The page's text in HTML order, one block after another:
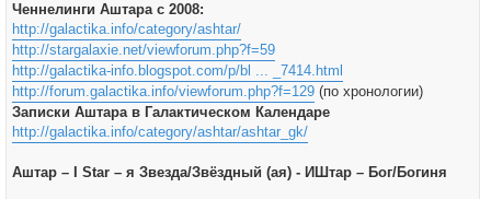
Ченнелинги Аштара с 2008:
http://galactika.info/category/ashtar/
http://stargalaxie.net/viewforum.php?f=59
http://galactika-info.blogspot.com/p/bl ... _7414.html
http://forum.galactika.info/viewforum.php?f=129 (по хронологии)
Записки Аштара в Галактическом Календаре
http://galactika.info/category/ashtar/ashtar_gk/
Аштар – I Star – я Звезда/Звёздный (ая) - ИШтар – Бог/Богиня